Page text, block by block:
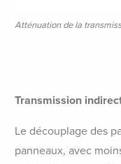
Atténuation de la
Transmission
Le découplage des
panneaux, avec